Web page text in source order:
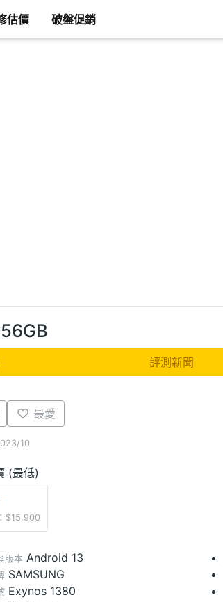
估價 破盤促銷
評測新聞
最愛
10
(最低)
$15,900
版本 Android 13
SAMSUNG
Exynos 1380